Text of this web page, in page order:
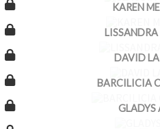
KAREN
DAVID
BARCILICIA
GLADYS